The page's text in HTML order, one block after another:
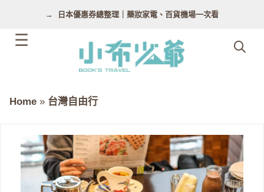
日本優惠券總整理｜藥妝家電、百貨機場一次看
Home » 台灣自由行